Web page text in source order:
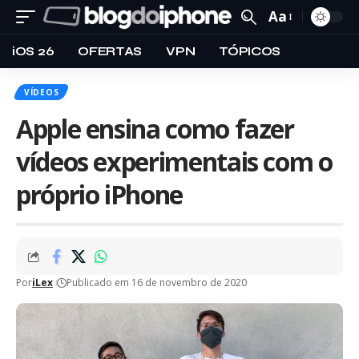
Aa
iOS 26 OFERTAS VPN TÓPICOS
VÍDEOS
Apple ensina como fazer
vídeos experimentais com o
próprio iPhone
PoriLex Publicado em 16 de novembro de 2020